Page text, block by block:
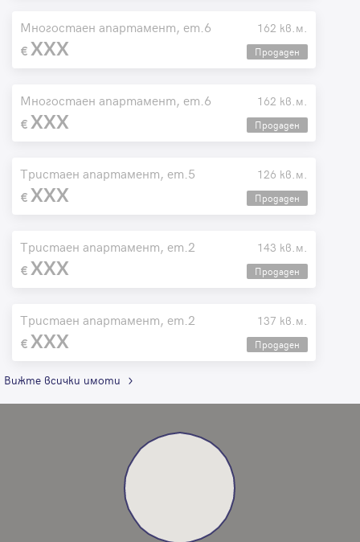
Многостаен апартамент, ет.6 162 кв.м.
XXX Продаден
Многостаен апартамент, ет.6 162 кв.м.
XXX Продаден
Тристаен апартамент, ет.5 126 кв.м.
XXX Продаден
Тристаен апартамент, ет.2 143 кв.м.
XXX Продаден
Тристаен апартамент, ет.2 137 кв.м.
XXX Продаден
Вижте всички имоти